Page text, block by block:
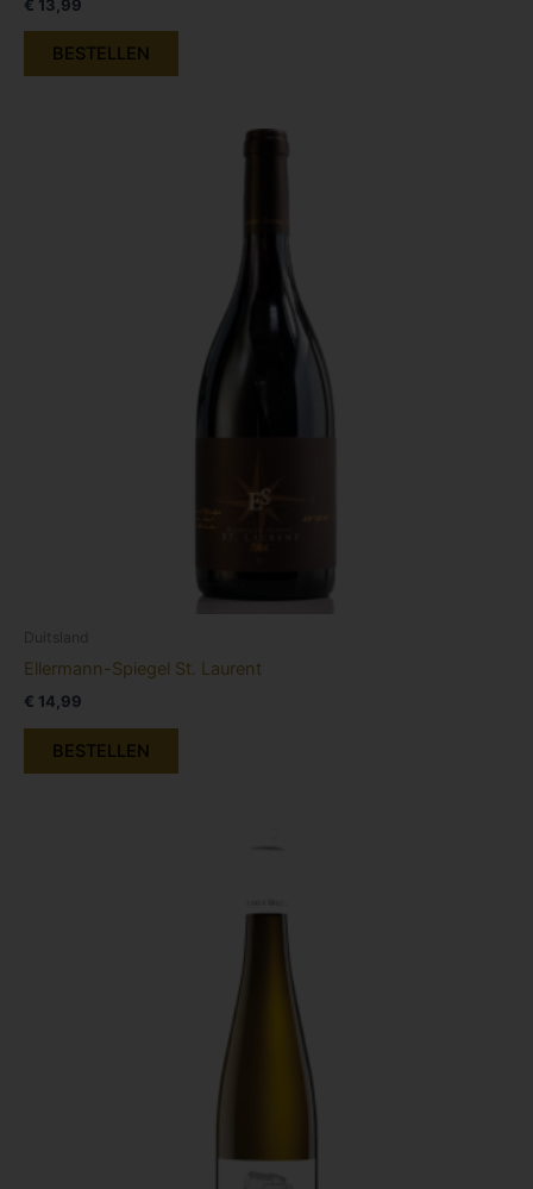
€ 13,99
BESTELLEN
Duitsland
Ellermann-Spiegel St. Laurent
€ 14,99
BESTELLEN